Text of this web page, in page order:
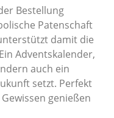
Bestellung
Patenschaft
damit die
Adventskalender,
auch ein
setzt. Perfekt
genießen